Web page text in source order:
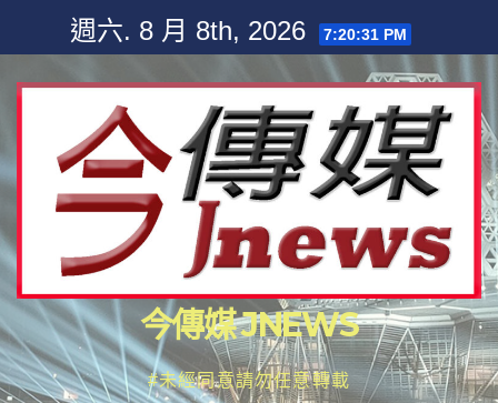
content
週六. 8 月 8th, 2026 7:20:32 PM
今傳媒 JNEWS
#未經同意請勿任意轉載